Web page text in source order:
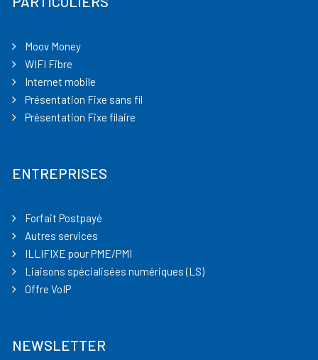
Moov Money
WIFI Fibre
Internet mobile
Présentation Fixe sans fil
Présentation Fixe filaire
ENTREPRISES
Forfait Postpayé
Autres services
ILLIFIXE pour PME/PMI
Liaisons spécialisées numériques (LS)
Offre VoIP
NEWSLETTER